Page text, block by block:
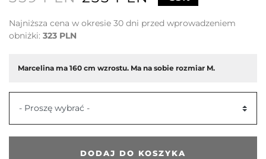
Najniższa cena w okresie 30 dni przed wprowadzeniem
obniżki: 323 PLN
Marcelina ma 160 cm wzrostu. Ma na sobie rozmiar M.
- Proszę wybrać -
DODAJ DO KOSZYKA